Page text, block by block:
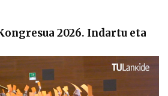
2026. Indartu eta